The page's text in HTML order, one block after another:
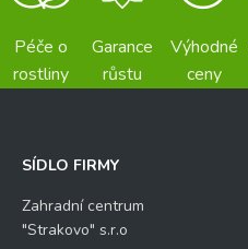
Péče o
rostliny
Garance
růstu
Výhodné
ceny
SÍDLO FIRMY
Zahradní centrum
"Strakovo" s.r.o